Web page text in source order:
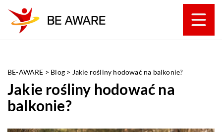
BE-AWARE > Blog > Jakie rośliny hodować na balkonie?
Jakie rośliny hodować na
balkonie?